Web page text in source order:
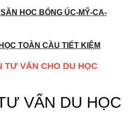
SĂN HỌC BỔNG ÚC-MỸ-CA-
TOÀN CẦU TIẾT KIỆM
TƯ VẤN CHO DU HỌC